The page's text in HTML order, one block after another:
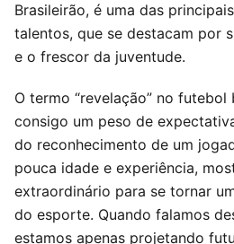
Brasileirão, é uma das
talentos, que se destacam por
e o frescor da juventude.
O termo “revelação” no
consigo um peso de
do reconhecimento de um
pouca idade e experiência,
extraordinário para se tornar
do esporte. Quando falamos
estamos apenas projetando